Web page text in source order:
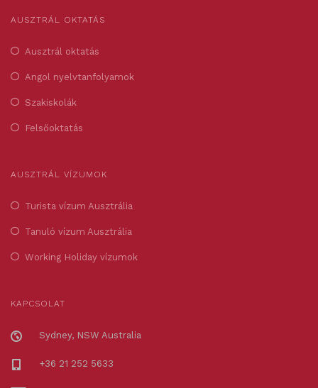
AUSZTRÁL OKTATÁS
Ausztrál oktatás
Angol nyelvtanfolyamok
Szakiskolák
Felsőoktatás
AUSZTRÁL VÍZUMOK
Turista vízum Ausztrália
Tanuló vízum Ausztrália
Working Holiday vízumok
KAPCSOLAT
Sydney, NSW Australia
+36 21 252 5633